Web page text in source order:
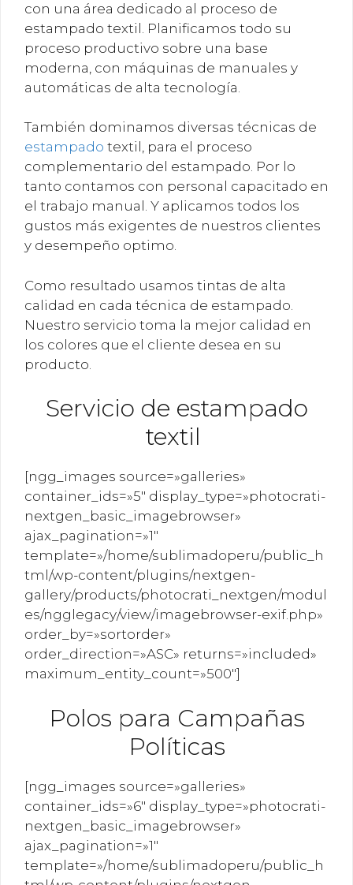
con una área dedicado al proceso de
estampado textil. Planificamos todo su
proceso productivo sobre una base
moderna, con máquinas de manuales y
automáticas de alta tecnología.
También dominamos diversas técnicas de
estampado textil, para el proceso
complementario del estampado. Por lo
tanto contamos con personal capacitado en
el trabajo manual. Y aplicamos todos los
gustos más exigentes de nuestros clientes
y desempeño optimo.
Como resultado usamos tintas de alta
calidad en cada técnica de estampado.
Nuestro servicio toma la mejor calidad en
los colores que el cliente desea en su
producto.
Servicio de estampado
textil
[ngg_images source=»galleries»
container_ids=»5″ display_type=»photocrati-
nextgen_basic_imagebrowser»
ajax_pagination=»1″
template=»/home/sublimadoperu/public_h
tml/wp-content/plugins/nextgen-
gallery/products/photocrati_nextgen/modul
es/ngglegacy/view/imagebrowser-exif.php»
order_by=»sortorder»
order_direction=»ASC» returns=»included»
maximum_entity_count=»500″]
Polos para Campañas
Políticas
[ngg_images source=»galleries»
container_ids=»6″ display_type=»photocrati-
nextgen_basic_imagebrowser»
ajax_pagination=»1″
template=»/home/sublimadoperu/public_h